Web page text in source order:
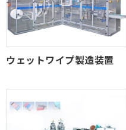
ウェットワイプ製造装置